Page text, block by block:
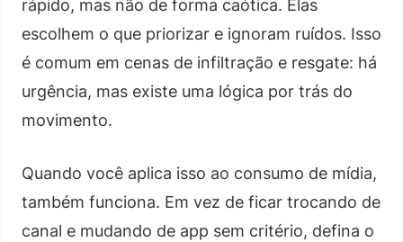
rápido, mas não de forma caótica. Elas
escolhem o que priorizar e ignoram ruídos. Isso
é comum em cenas de infiltração e resgate: há
urgência, mas existe uma lógica por trás do
movimento.
Quando você aplica isso ao consumo de mídia,
também funciona. Em vez de ficar trocando de
canal e mudando de app sem critério, defina o